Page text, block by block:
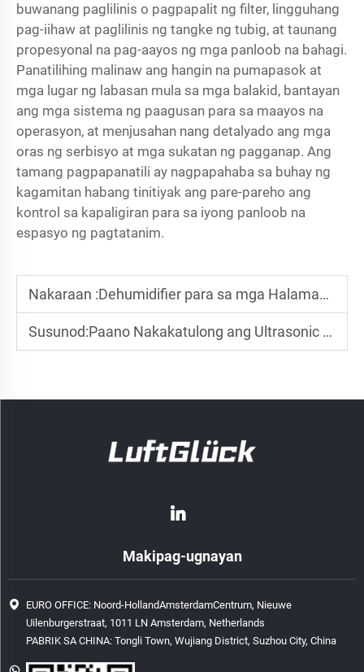
buwanang paglilinis o pagpapalit ng filter, lingguhang
pag-iihaw at paglilinis ng tangke ng tubig, at taunang
propesyonal na pag-aayos ng mga panloob na bahagi.
Panatilihing malinaw ang hangin na pumapasok at
mga lugar ng labasan mula sa mga balakid, bantayan
ang mga sistema ng paagusan para sa maayos na
operasyon, at menjusahan nang detalyado ang mga
oras ng serbisyo at mga sukatan ng pagganap. Ang
tamang pagpapanatili ay nagpapahaba sa buhay ng
kagamitan habang tinitiyak ang pare-pareho ang
kontrol sa kapaligiran para sa iyong panloob na
espasyo ng pagtatanim.
Nakaraan :Dehumidifier para sa mga Halaman: Maaari Bang Pigilan ang Bulate at Amag Nang Epektibo?
Susunod:Paano Nakakatulong ang Ultrasonic Humidifier sa Pagpapanatiling Sariwa ng mga Produkto sa Supermarket?
Makipag-ugnayan
EURO OFFICE: Noord-HollandAmsterdamCentrum, Nieuwe
Uilenburgerstraat, 1011 LN Amsterdam, Netherlands
PABRIK SA CHINA: Tongli Town, Wujiang District, Suzhou City, China